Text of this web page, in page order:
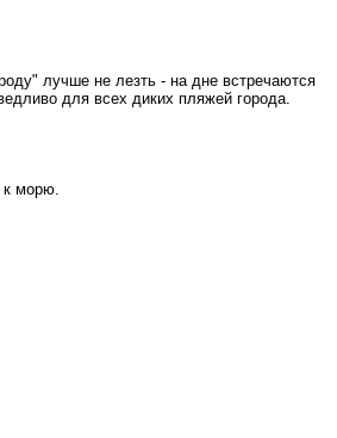
лучше не лезть - на дне встречаются
для всех диких пляжей города.
к морю.